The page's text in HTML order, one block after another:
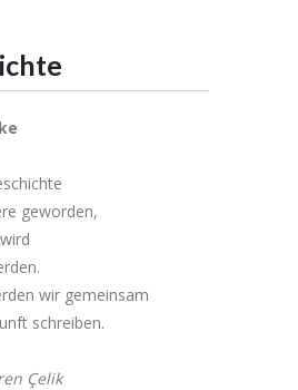
geworden,
wir gemeinsam
schreiben.
Çelik